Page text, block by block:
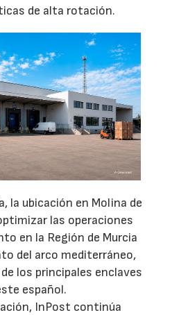
de alta rotación.
la ubicación en Molina de
las operaciones
en la Región de Murcia
del arco mediterráneo,
los principales enclaves
español.
InPost continúa